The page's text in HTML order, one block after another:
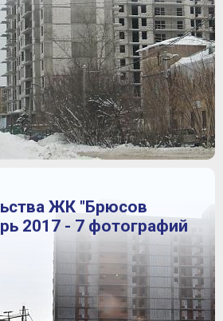
ЖК "Брюсов
2017 - 7 фотографий